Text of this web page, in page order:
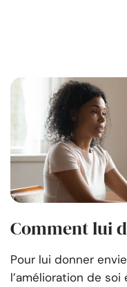
Comment lui
Pour lui donner
l’amélioration de